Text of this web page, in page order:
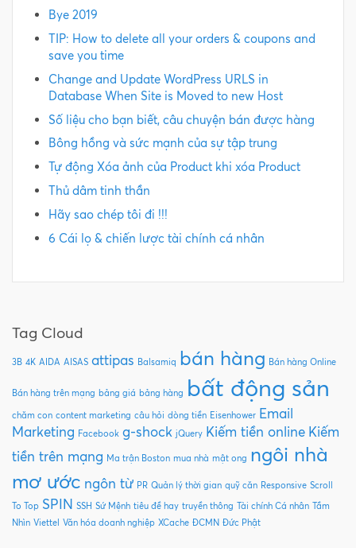
Bye 2019
TIP: How to delete all your orders & coupons and
save you time
Change and Update WordPress URLS in
Database When Site is Moved to new Host
Số liệu cho bạn biết, câu chuyện bán được hàng
Bông hồng và sức mạnh của sự tập trung
Tự động Xóa ảnh của Product khi xóa Product
Thủ dâm tinh thần
Hãy sao chép tôi đi !!!
6 Cái lọ & chiến lược tài chính cá nhân
Tag Cloud
3B 4K AIDA AISAS attipas Balsamiq bán hàng Bán hàng Online
Bán hàng trên mạng bảng giá bảng hàng bất động sản
chăm con content marketing câu hỏi dòng tiền Eisenhower Email
Marketing Facebook g-shock jQuery Kiếm tiền online Kiếm
tiền trên mạng Ma trận Boston mua nhà mật ong ngôi nhà
mơ ước ngôn từ PR Quản lý thời gian quỹ căn Responsive Scroll
To Top SPIN SSH Sứ Mệnh tiêu đề hay truyền thông Tài chính Cá nhân Tầm
Nhìn Viettel Văn hóa doanh nghiệp XCache ĐCMN Đức Phật